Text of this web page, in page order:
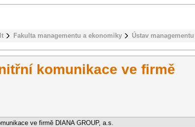
Fakulta managementu a ekonomiky Ústav managementu
komunikace ve firmě
ve firmě DIANA GROUP, a.s.